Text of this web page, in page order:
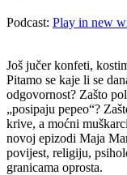
Podcast: Play in new
Još jučer konfeti,
Pitamo se kaje li se
odgovornost? Zašto
„posipaju pepeo“?
krive, a moćni
novoj epizodi Maja
povijest, religiju,
granicama oprosta.